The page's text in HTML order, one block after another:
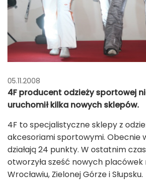
05.11.2008
4F producent odzieży sportowej
uruchomił kilka nowych sklepów.
4F to specjalistyczne sklepy z
akcesoriami sportowymi. Obecnie
działają 24 punkty. W ostatnim
otworzyła sześć nowych placówek
Wrocławiu, Zielonej Górze i Słupsku.